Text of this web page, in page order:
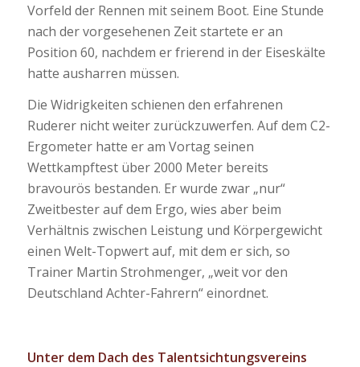
Vorfeld der Rennen mit seinem Boot. Eine Stunde
nach der vorgesehenen Zeit startete er an
Position 60, nachdem er frierend in der Eiseskälte
hatte ausharren müssen.
Die Widrigkeiten schienen den erfahrenen
Ruderer nicht weiter zurückzuwerfen. Auf dem C2-
Ergometer hatte er am Vortag seinen
Wettkampftest über 2000 Meter bereits
bravourös bestanden. Er wurde zwar „nur“
Zweitbester auf dem Ergo, wies aber beim
Verhältnis zwischen Leistung und Körpergewicht
einen Welt-Topwert auf, mit dem er sich, so
Trainer Martin Strohmenger, „weit vor den
Deutschland Achter-Fahrern“ einordnet.
Unter dem Dach des Talentsichtungsvereins